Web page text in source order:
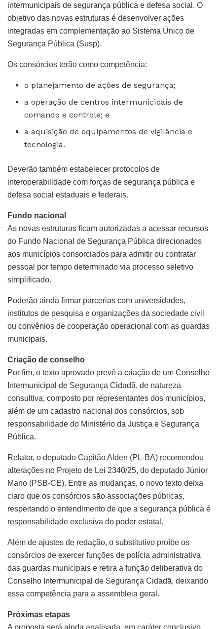
intermunicipais de segurança pública e defesa social. O
objetivo das novas estruturas é desenvolver ações
integradas em complementação ao Sistema Único de
Segurança Pública (Susp).
Os consórcios terão como competência:
o planejamento de ações de segurança;
a operação de centros intermunicipais de
comando e controle; e
a aquisição de equipamentos de vigilância e
tecnologia.
Deverão também estabelecer protocolos de
interoperabilidade com forças de segurança pública e
defesa social estaduais e federais.
Fundo nacional
As novas estruturas ficam autorizadas a acessar recursos
do Fundo Nacional de Segurança Pública direcionados
aos municípios consorciados para admitir ou contratar
pessoal por tempo determinado via processo seletivo
simplificado.
Poderão ainda firmar parcerias com universidades,
institutos de pesquisa e organizações da sociedade civil
ou convênios de cooperação operacional com as guardas
municipais.
Criação de conselho
Por fim, o texto aprovado prevê a criação de um Conselho
Intermunicipal de Segurança Cidadã, de natureza
consultiva, composto por representantes dos municípios,
além de um cadastro nacional dos consórcios, sob
responsabilidade do Ministério da Justiça e Segurança
Pública.
Relator, o deputado Capitão Alden (PL-BA) recomendou
alterações no Projeto de Lei 2340/25, do deputado Júnior
Mano (PSB-CE). Entre as mudanças, o novo texto deixa
claro que os consórcios são associações públicas,
respeitando o entendimento de que a segurança pública é
responsabilidade exclusiva do poder estatal.
Além de ajustes de redação, o substitutivo proíbe os
consórcios de exercer funções de polícia administrativa
das guardas municipais e retira a função deliberativa do
Conselho Intermunicipal de Segurança Cidadã, deixando
essa competência para a assembleia geral.
Próximas etapas
A proposta será ainda analisada, em caráter conclusivo